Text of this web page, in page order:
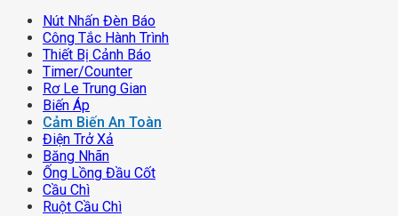
Nút Nhấn Đèn Báo
Công Tắc Hành Trình
Thiết Bị Cảnh Báo
Timer/counter
Rơ Le Trung Gian
Biến Áp
Cảm Biến An Toàn
Điện Trở Xả
Băng Nhãn
Ống Lồng Đầu Cốt
Cầu Chì
Ruột Cầu Chì